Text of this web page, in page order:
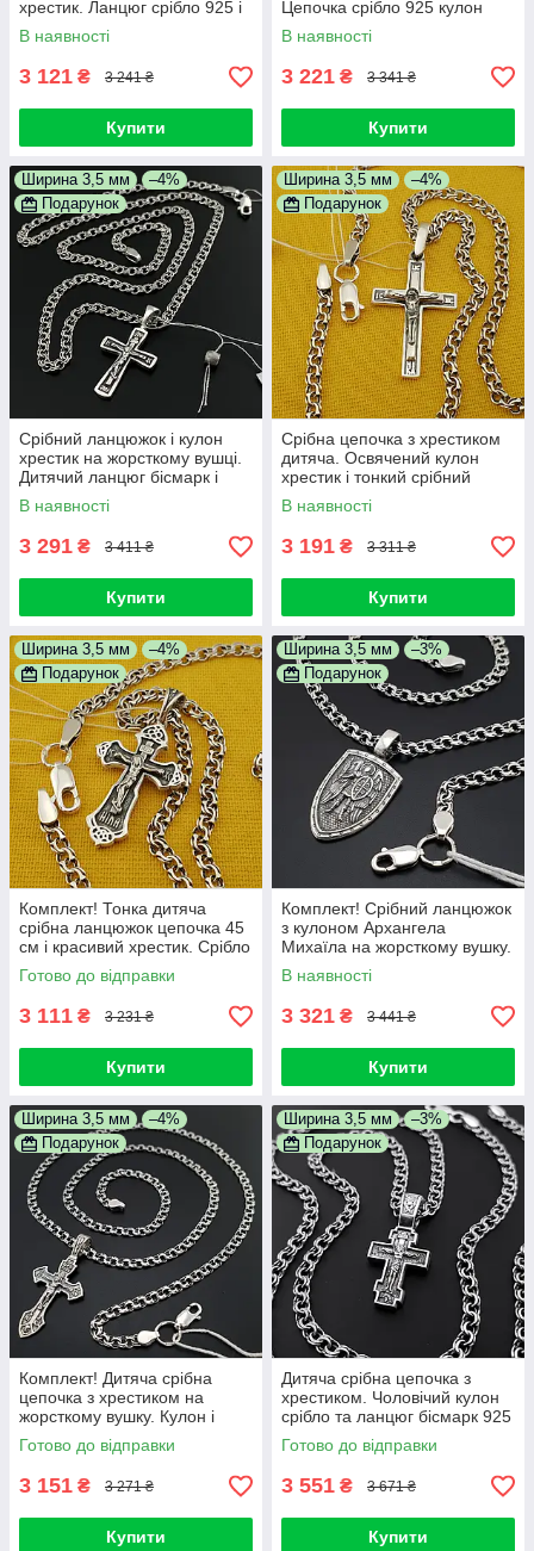
хрестик. Ланцюг срібло 925 і
православний кулон 45 см
В наявності
3 121 ₴ 3 241 ₴
Купити
Цепочка срібло 925 кулон
хрестик 45 см
В наявності
3 221 ₴ 3 341 ₴
Купити
Ширина 3,5 мм
–4%
Подарунок
Срібний ланцюжок і кулон
хрестик на жорсткому вушці.
Дитячий ланцюг бісмарк і
підвіс срібло 45 см
В наявності
3 291 ₴ 3 411 ₴
Купити
Ширина 3,5 мм
–4%
Подарунок
Срібна цепочка з хрестиком
дитяча. Освячений кулон
хрестик і тонкий срібний
ланцюжок. 45 см
В наявності
3 191 ₴ 3 311 ₴
Купити
Ширина 3,5 мм
–4%
Подарунок
Комплект! Тонка дитяча
срібна ланцюжок цепочка 45
см і красивий хрестик. Срібло
925
Готово до відправки
3 111 ₴ 3 231 ₴
Купити
Ширина 3,5 мм
–3%
Подарунок
Комплект! Срібний ланцюжок
з кулоном Архангела
Михаїла на жорсткому вушку.
Кулон і дитячий ланцюг 45 см
зі срібла 925
В наявності
3 321 ₴ 3 441 ₴
Купити
Ширина 3,5 мм
–4%
Подарунок
Комплект! Дитяча срібна
цепочка з хрестиком на
жорсткому вушку. Кулон і
ланцюг срібло 925 45 см
Готово до відправки
3 151 ₴ 3 271 ₴
Купити
Ширина 3,5 мм
–3%
Подарунок
Дитяча срібна цепочка з
хрестиком. Чоловічий кулон
срібло та ланцюг бісмарк 925
45 см
Готово до відправки
3 551 ₴ 3 671 ₴
Купити